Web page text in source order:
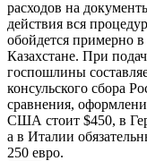
расходов на
действия вся
обойдется примерно
Казахстане. При
госпошлины
консульского сбора
сравнения,
США стоит $450, в
а в Италии
250 евро.